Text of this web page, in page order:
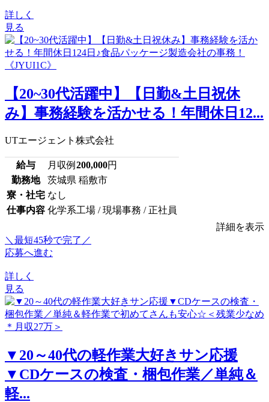
詳しく
見る
【20~30代活躍中】【日勤&土日祝休
み】事務経験を活かせる！年間休日12...
UTエージェント株式会社
給与 月収例 200,000円
勤務地
茨城県 稲敷市
寮・社宅 なし
仕事内容 化学系工場 / 現場事務 / 正社員
詳細を表示
＼最短45秒で完了／
応募へ進む
詳しく
見る
▼20～40代の軽作業大好きサン応援
▼CDケースの検査・梱包作業／単純＆
軽...